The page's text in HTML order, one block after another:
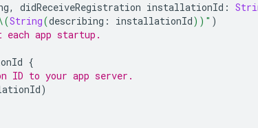
, didReceiveRegistration installationId :
String(describing : installationId)) " )
app startup.
{
ID to your app server.
)